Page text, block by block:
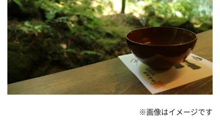
※画像はイメージです